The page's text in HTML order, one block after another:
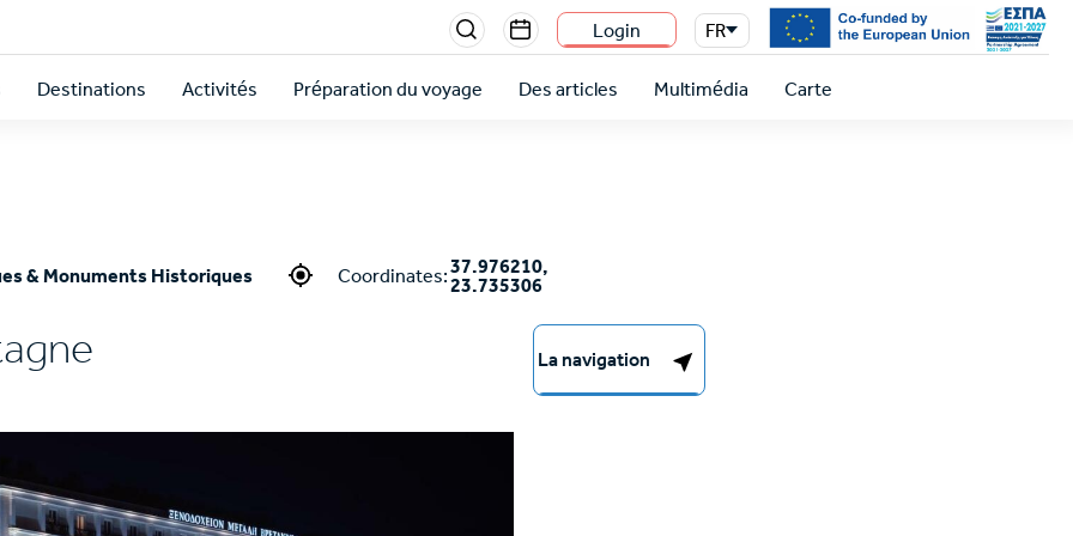
Menu
section
right
Login FR
Destinations Activités Préparation du voyage Des articles Multimédia Carte
& Monuments Historiques Coordinates:37.976210,
23.735306
La navigation